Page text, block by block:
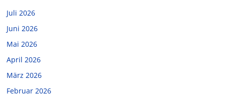
Juli 2026
Juni 2026
Mai 2026
April 2026
März 2026
Februar 2026